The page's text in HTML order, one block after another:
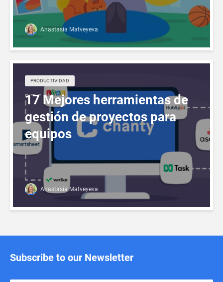
Anastasia Matveyeva
PRODUCTIVIDAD
17 Mejores herramientas de
gestión de proyectos para
equipos
Anastasia Matveyeva
Subscribe to our Newsletter